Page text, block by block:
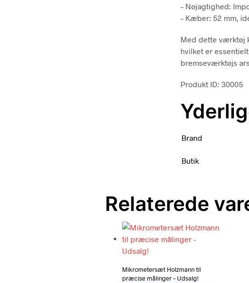
– Nøjagtighed:
– Kæber: 52 mm,
Med dette værktøj
hvilket er
bremseværktøjs
Produkt ID: 30005
Brand
Butik
Relaterede
Mikrometersæt Holzmann til
præcise målinger – Udsalg!